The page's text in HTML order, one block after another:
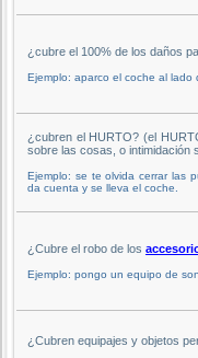
¿cubre el 100% de los daños
Ejemplo: aparco el coche al lado
¿cubren el HURTO? (el
sobre las cosas, o intimidación
Ejemplo: se te olvida cerrar las
da cuenta y se lleva el coche.
¿Cubre el robo de los
Ejemplo: pongo un equipo de
¿Cubren equipajes y objetos